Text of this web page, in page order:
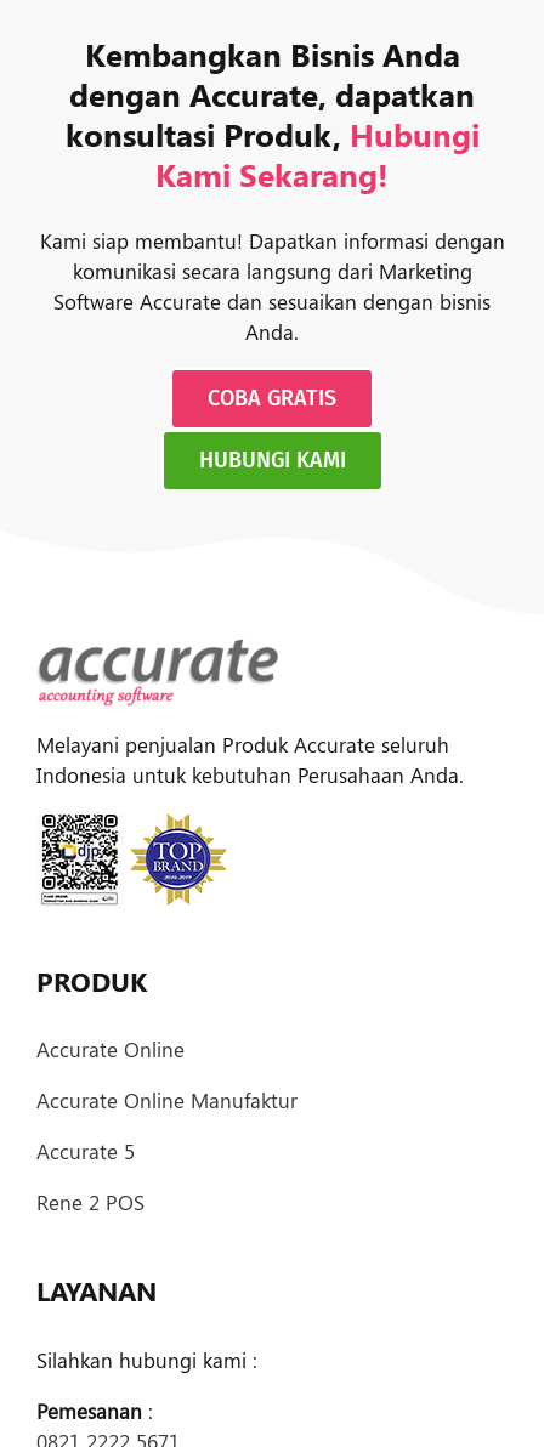
Kembangkan Bisnis Anda
dengan Accurate, dapatkan
konsultasi Produk, Hubungi
Kami Sekarang!
Kami siap membantu! Dapatkan informasi dengan
komunikasi secara langsung dari Marketing
Software Accurate dan sesuaikan dengan bisnis
Anda.
COBA GRATIS
HUBUNGI KAMI
Melayani penjualan Produk Accurate seluruh
Indonesia untuk kebutuhan Perusahaan Anda.
PRODUK
Accurate Online
Accurate Online Manufaktur
Accurate 5
Rene 2 POS
LAYANAN
Silahkan hubungi kami :
Pemesanan:
0821 2222 5671